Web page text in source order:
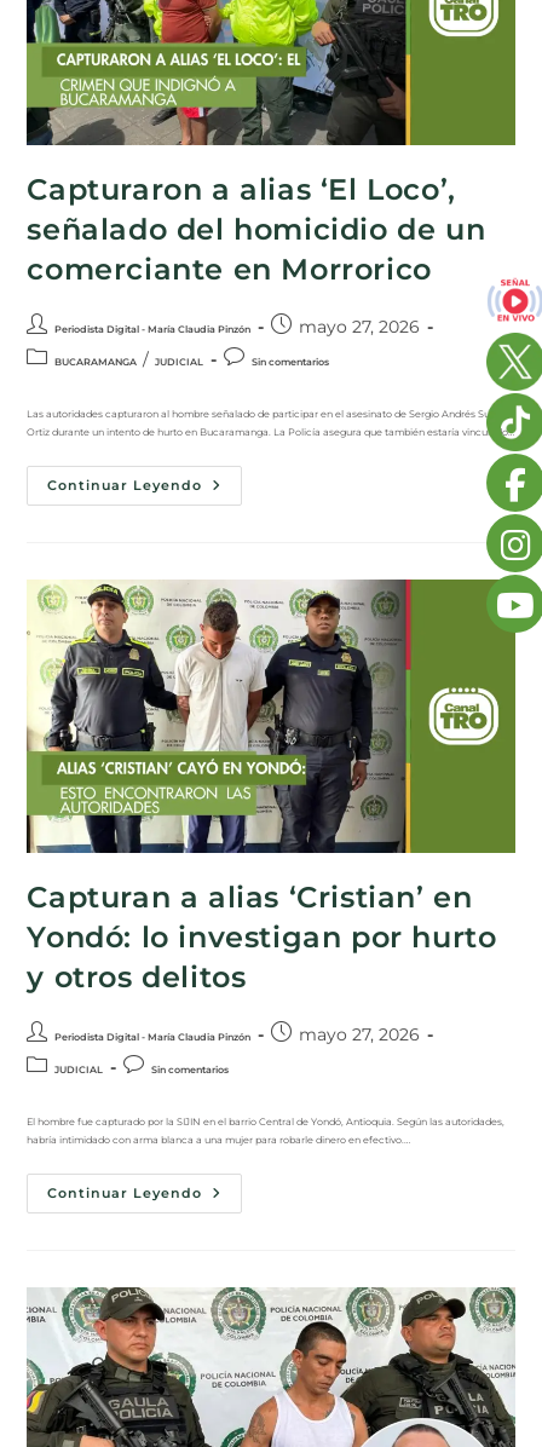
Capturaron a alias ‘El Loco’,
señalado del homicidio de un
comerciante en Morrorico
Periodista Digital - María Claudia Pinzón mayo 27, 2026
BUCARAMANGA / JUDICIAL Sin comentarios
Las autoridades capturaron al hombre señalado de participar en el asesinato de Sergio Andrés Suárez
Ortiz durante un intento de hurto en Bucaramanga. La Policía asegura que también estaría vinculado…
Continuar Leyendo
Capturan a alias ‘Cristian’ en
Yondó: lo investigan por hurto
y otros delitos
Periodista Digital - María Claudia Pinzón mayo 27, 2026
JUDICIAL Sin comentarios
El hombre fue capturado por la SIJIN en el barrio Central de Yondó, Antioquia. Según las autoridades,
habría intimidado con arma blanca a una mujer para robarle dinero en efectivo.…
Continuar Leyendo